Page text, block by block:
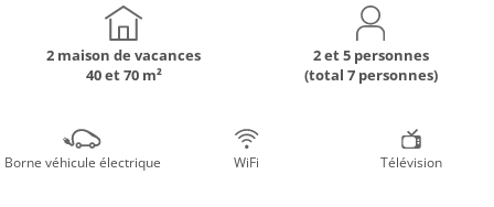
2 maison de vacances
40 et 70 m²
2 et 5 personnes
(total 7 personnes)
Borne véhicule électrique WiFi Télévision